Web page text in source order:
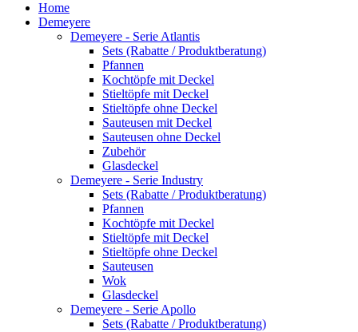
Home
Demeyere
Demeyere - Serie Atlantis
Sets (Rabatte / Produktberatung)
Pfannen
Kochtöpfe mit Deckel
Stieltöpfe mit Deckel
Stieltöpfe ohne Deckel
Sauteusen mit Deckel
Sauteusen ohne Deckel
Zubehör
Glasdeckel
Demeyere - Serie Industry
Sets (Rabatte / Produktberatung)
Pfannen
Kochtöpfe mit Deckel
Stieltöpfe mit Deckel
Stieltöpfe ohne Deckel
Sauteusen
Wok
Glasdeckel
Demeyere - Serie Apollo
Sets (Rabatte / Produktberatung)